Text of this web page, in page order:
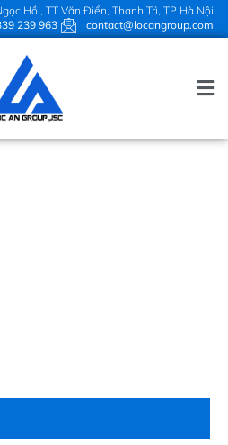
Hồi, TT Văn Điển, Thanh Trì, TP Hà Nội
239 963
contact@locangroup.com